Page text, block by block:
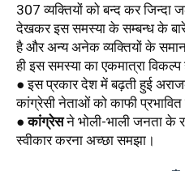
307 व्यक्तियों को बन्द कर जिन्दा
देखकर इस समस्या के सम्बन्ध के बारे
है और अन्य अनेक व्यक्तियों के
ही इस समस्या का एकमात्रा विकल्प
● इस प्रकार देश में बढ़ती हुई
कांग्रेसी नेताओं को काफी प्रभावित
● कांग्रेस ने भोली-भाली जनता के
स्वीकार करना अच्छा समझा।